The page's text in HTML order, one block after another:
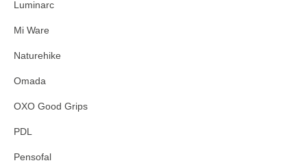
Luminarc
Mi Ware
Naturehike
Omada
OXO Good Grips
PDL
Pensofal